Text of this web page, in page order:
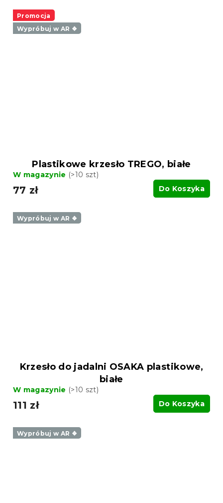
Promocja
Wypróbuj w AR ❖
Plastikowe krzesło TREGO, białe
W magazynie (>10 szt)
77 zł Do Koszyka
Wypróbuj w AR ❖
Krzesło do jadalni OSAKA plastikowe,
białe
W magazynie (>10 szt)
111 zł Do Koszyka
Wypróbuj w AR ❖